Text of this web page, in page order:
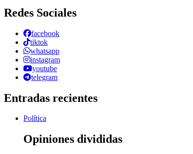
Redes Sociales
facebook
tiktok
whatsapp
instagram
youtube
telegram
Entradas recientes
Política
Opiniones divididas